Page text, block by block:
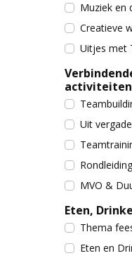
Muziek en
Creatieve
Uitjes met
activiteiten
Uit
MVO &
Eten,
Thema
Eten en